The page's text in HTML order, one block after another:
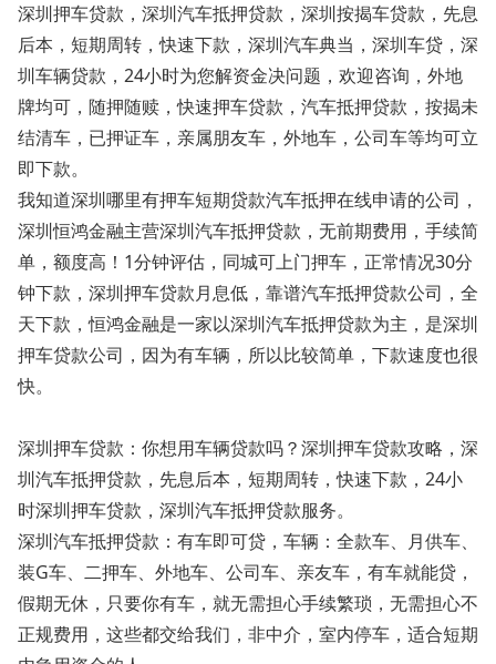
深圳押车贷款，深圳汽车抵押贷款，深圳按揭车贷款，先息
后本，短期周转，快速下款，深圳汽车典当，深圳车贷，深
圳车辆贷款，24小时为您解资金决问题，欢迎咨询，外地
牌均可，随押随赎，快速押车贷款，汽车抵押贷款，按揭未
结清车，已押证车，亲属朋友车，外地车，公司车等均可立
即下款。
我知道深圳哪里有押车短期贷款汽车抵押在线申请的公司，
深圳恒鸿金融主营深圳汽车抵押贷款，无前期费用，手续简
单，额度高！1分钟评估，同城可上门押车，正常情况30分
钟下款，深圳押车贷款月息低，靠谱汽车抵押贷款公司，全
天下款，恒鸿金融是一家以深圳汽车抵押贷款为主，是深圳
押车贷款公司，因为有车辆，所以比较简单，下款速度也很
快。
深圳押车贷款：你想用车辆贷款吗？深圳押车贷款攻略，深
圳汽车抵押贷款，先息后本，短期周转，快速下款，24小
时深圳押车贷款，深圳汽车抵押贷款服务。
深圳汽车抵押贷款：有车即可贷，车辆：全款车、月供车、
装G车、二押车、外地车、公司车、亲友车，有车就能贷，
假期无休，只要你有车，就无需担心手续繁琐，无需担心不
正规费用，这些都交给我们，非中介，室内停车，适合短期